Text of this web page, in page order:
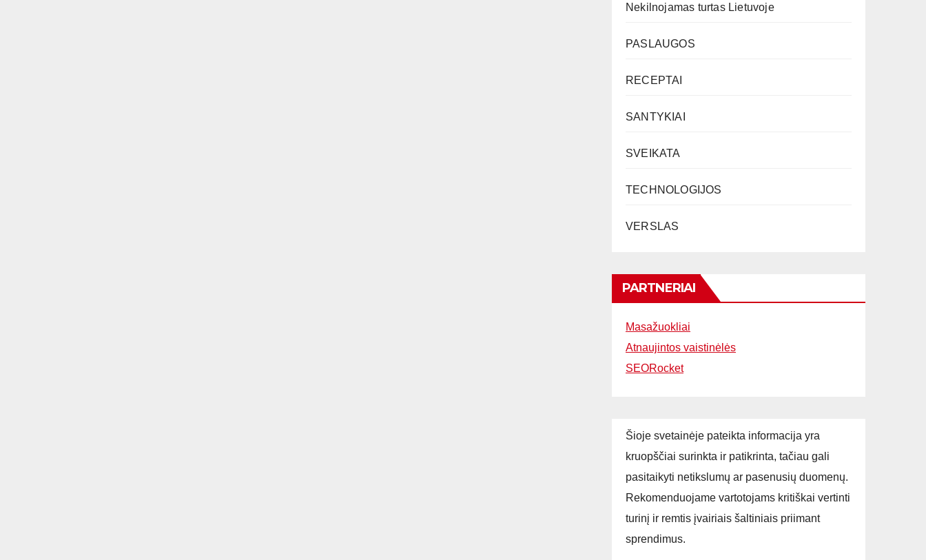
Nekilnojamas turtas Lietuvoje
PASLAUGOS
RECEPTAI
SANTYKIAI
SVEIKATA
TECHNOLOGIJOS
VERSLAS
PARTNERIAI
Masažuokliai
Atnaujintos vaistinėlės
SEORocket
Šioje svetainėje pateikta informacija yra
kruopščiai surinkta ir patikrinta, tačiau gali
pasitaikyti netikslumų ar pasenusių duomenų.
Rekomenduojame vartotojams kritiškai vertinti
turinį ir remtis įvairiais šaltiniais priimant
sprendimus.